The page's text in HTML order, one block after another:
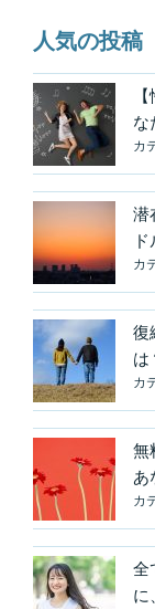
く
べ
き
も
の
愛
は
波
紋
の
よ
う
な
も
の”
の
人気の投稿
な
カ
潜
カ
復
は
カ
無
あ
カ
全
に